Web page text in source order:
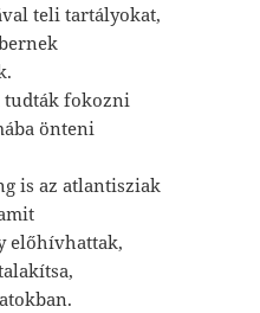
teli tartályokat,
tudták fokozni
önteni
is az atlantisziak
előhívhattak,